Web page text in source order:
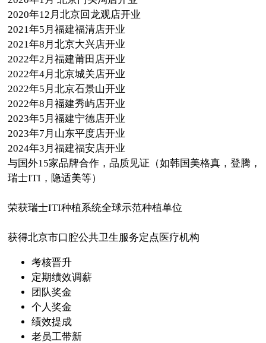
2020年12月北京回龙观店开业
2021年5月福建福清店开业
2021年8月北京大兴店开业
2022年2月福建莆田店开业
2022年4月北京城关店开业
2022年5月北京石景山开业
2022年8月福建秀屿店开业
2023年5月福建宁德店开业
2023年7月山东平度店开业
2024年3月福建福安店开业
与国外15家品牌合作，品质见证（如韩国美格真，登腾，
瑞士ITI，隐适美等）
荣获瑞士ITI种植系统全球示范种植单位
获得北京市口腔公共卫生服务定点医疗机构
考核晋升
定期绩效调薪
团队奖金
个人奖金
绩效提成
老员工带新